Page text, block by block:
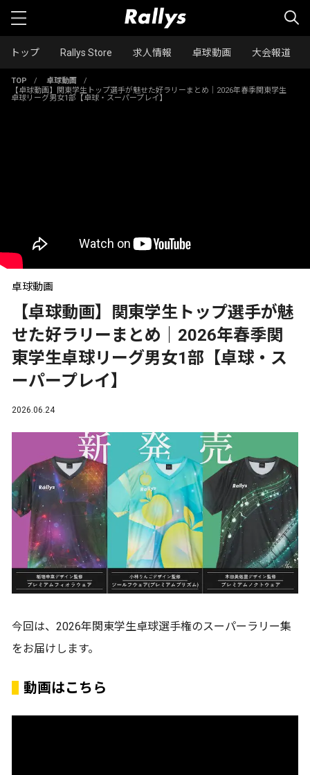
トップ Rallys Store 求人情報 卓球動画 大会報道
TOP / 卓球動画
/
【卓球動画】関東学生トップ選手が魅せた好ラリーまとめ｜2026年春季関東学生
卓球リーグ男女1部【卓球・スーパープレイ】
卓球動画
【卓球動画】関東学生トップ選手が魅
せた好ラリーまとめ｜2026年春季関
東学生卓球リーグ男女1部【卓球・ス
ーパープレイ】
2026.06.24
今回は、2026年関東学生卓球選手権のスーパーラリー集
をお届けします。
動画はこちら